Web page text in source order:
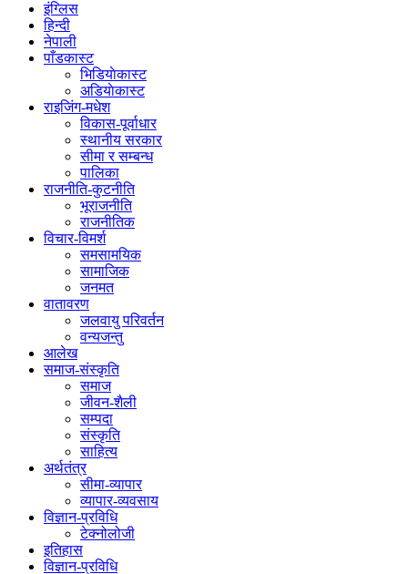
इंग्लिस
हिन्दी
नेपाली
पाँडकास्ट
भिडियाेकास्ट
अडियाेकास्ट
राइजिंग-मधेश
विकास-पूर्वाधार
स्थानीय सरकार
सीमा र सम्बन्ध
पालिका
राजनीति-कुटनीति
भूराजनीति
राजनीतिक
विचार-विमर्श
समसामयिक
सामाजिक
जनमत
वातावरण
जलवायु परिवर्तन
वन्यजन्तु
आलेख
समाज-संस्कृति
समाज
जीवन-शैली
सम्पदा
संस्कृति
साहित्य
अर्थतंत्र
सीमा-व्यापार
व्यापार-व्यवसाय
विज्ञान-प्रविधि
टेक्नोलोजी
इतिहास
विज्ञान-प्रविधि